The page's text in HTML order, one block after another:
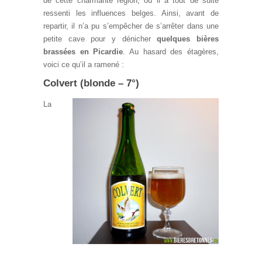
ressenti les influences belges. Ainsi, avant de
repartir, il n’a pu s’empêcher de s’arrêter dans une
petite cave pour y dénicherquelques bières
brassées en Picardie . Au hasard des étagères,
voici ce qu’il a ramené :
Colvert (blonde – 7°)
La